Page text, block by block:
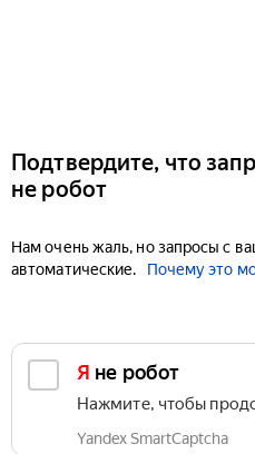
Подтвердите, что
не робот
Нам очень жаль, но запросы с
автоматические.
Почему это
Я не робот
Нажмите, чтобы
Yandex SmartCaptcha